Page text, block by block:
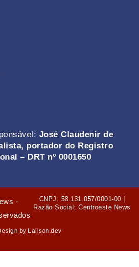
José Claudenir de
portador do Registro
– DRT nº 0001650
-
CNPJ: 58.131.057/0001-00 |
Razão Social: Centroeste News
by Lailson.dev